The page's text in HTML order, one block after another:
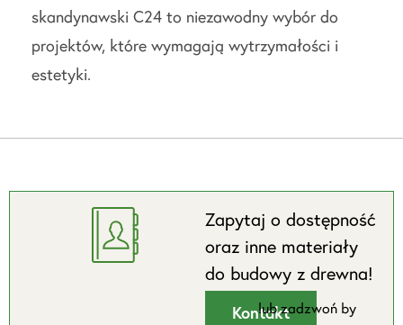
skandynawski C24 to niezawodny wybór do
projektów, które wymagają wytrzymałości i
estetyki.
Zapytaj o dostępność
oraz inne materiały
do budowy z drewna!
Kontakt
lub zadzwoń by